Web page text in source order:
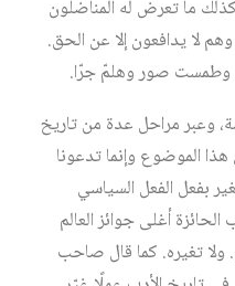
ما تعرض له المناضلون
لا يدافعون إلا عن الحق.
صور وهلمّ جرّا.
وعبر مراحل عدة من تاريخ
الموضوع وإنما تدعونا
بفعل الفعل السياسي
أغلى جوائز العالم
ولا تغيره. كما قال صاحب